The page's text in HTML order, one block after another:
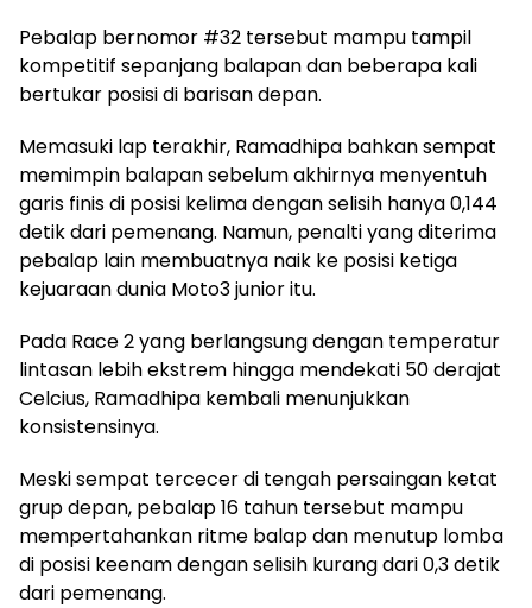
Pebalap bernomor #32 tersebut mampu tampil
kompetitif sepanjang balapan dan beberapa kali
bertukar posisi di barisan depan.
Memasuki lap terakhir, Ramadhipa bahkan sempat
memimpin balapan sebelum akhirnya menyentuh
garis finis di posisi kelima dengan selisih hanya 0,144
detik dari pemenang. Namun, penalti yang diterima
pebalap lain membuatnya naik ke posisi ketiga
kejuaraan dunia Moto3 junior itu.
Pada Race 2 yang berlangsung dengan temperatur
lintasan lebih ekstrem hingga mendekati 50 derajat
Celcius, Ramadhipa kembali menunjukkan
konsistensinya.
Meski sempat tercecer di tengah persaingan ketat
grup depan, pebalap 16 tahun tersebut mampu
mempertahankan ritme balap dan menutup lomba
di posisi keenam dengan selisih kurang dari 0,3 detik
dari pemenang.